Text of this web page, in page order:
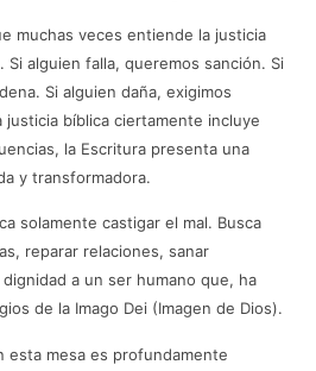
muchas veces entiende la justicia
alguien falla, queremos sanción. Si
Si alguien daña, exigimos
justicia bíblica ciertamente incluye
la Escritura presenta una
y transformadora.
solamente castigar el mal. Busca
reparar relaciones, sanar
a un ser humano que, ha
de la Imago Dei (Imagen de Dios).
esta mesa es profundamente